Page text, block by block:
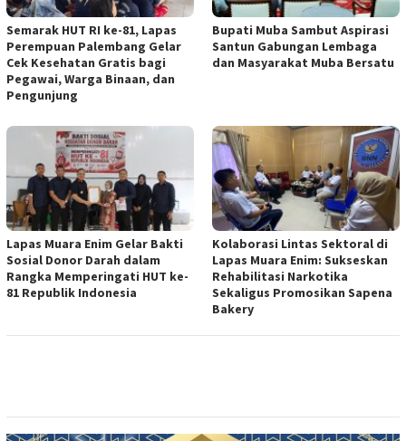
Semarak HUT RI ke-81, Lapas
Perempuan Palembang Gelar
Cek Kesehatan Gratis bagi
Pegawai, Warga Binaan, dan
Pengunjung
Bupati Muba Sambut Aspirasi
Santun Gabungan Lembaga
dan Masyarakat Muba Bersatu
Lapas Muara Enim Gelar Bakti
Sosial Donor Darah dalam
Rangka Memperingati HUT ke-
81 Republik Indonesia
Kolaborasi Lintas Sektoral di
Lapas Muara Enim: Sukseskan
Rehabilitasi Narkotika
Sekaligus Promosikan Sapena
Bakery